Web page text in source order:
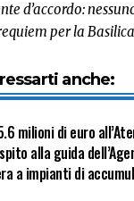
d’accordo:
per la
anche:
milioni di euro
alla guida
a impianti di